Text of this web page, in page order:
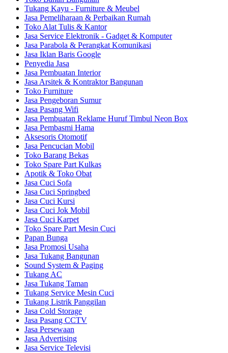
Tukang Kayu - Furniture & Meubel
Jasa Pemeliharaan & Perbaikan Rumah
Toko Alat Tulis & Kantor
Jasa Service Elektronik - Gadget & Komputer
Jasa Parabola & Perangkat Komunikasi
Jasa Iklan Baris Google
Penyedia Jasa
Jasa Pembuatan Interior
Jasa Arsitek & Kontraktor Bangunan
Toko Furniture
Jasa Pengeboran Sumur
Jasa Pasang Wifi
Jasa Pembuatan Reklame Huruf Timbul Neon Box
Jasa Pembasmi Hama
Aksesoris Otomotif
Jasa Pencucian Mobil
Toko Barang Bekas
Toko Spare Part Kulkas
Apotik & Toko Obat
Jasa Cuci Sofa
Jasa Cuci Springbed
Jasa Cuci Kursi
Jasa Cuci Jok Mobil
Jasa Cuci Karpet
Toko Spare Part Mesin Cuci
Papan Bunga
Jasa Promosi Usaha
Jasa Tukang Bangunan
Sound System & Paging
Tukang AC
Jasa Tukang Taman
Tukang Service Mesin Cuci
Tukang Listrik Panggilan
Jasa Cold Storage
Jasa Pasang CCTV
Jasa Persewaan
Jasa Advertising
Jasa Service Televisi